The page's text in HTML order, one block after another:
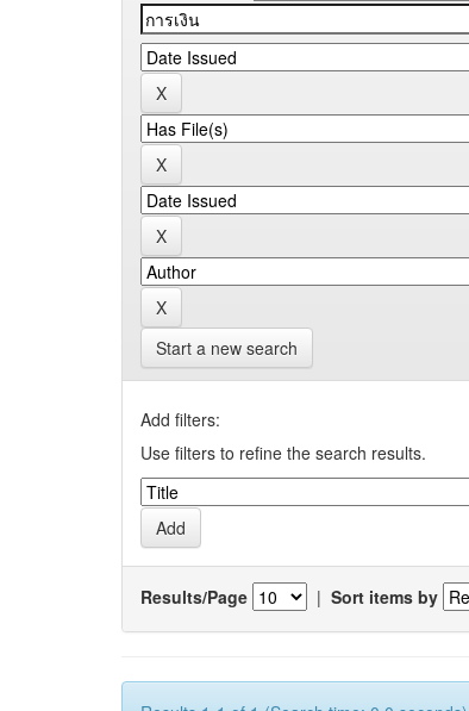
Start a new search
Add filters:
Use filters to refine the search results.
Results/Page | Sort items by